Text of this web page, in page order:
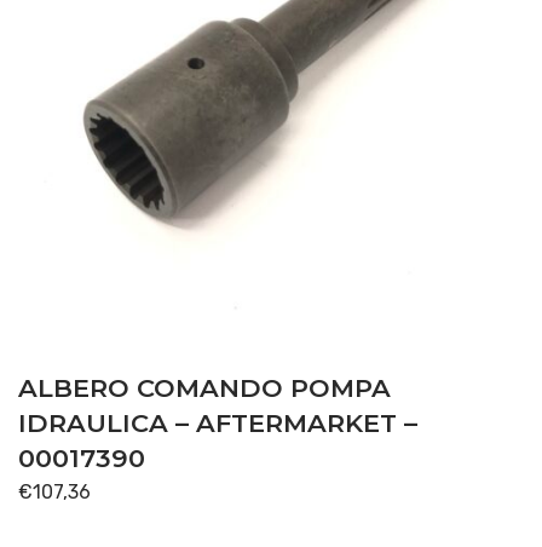
ALBERO COMANDO POMPA
IDRAULICA – AFTERMARKET –
00017390
€107,36